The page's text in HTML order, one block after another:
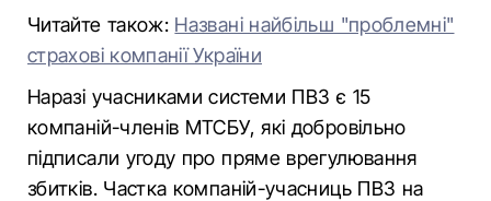
Читайте також: Названі найбільш "проблемні"
страхові компанії України
Наразі учасниками системи ПВЗ є 15
компаній-членів МТСБУ, які добровільно
підписали угоду про пряме врегулювання
збитків. Частка компаній-учасниць ПВЗ на